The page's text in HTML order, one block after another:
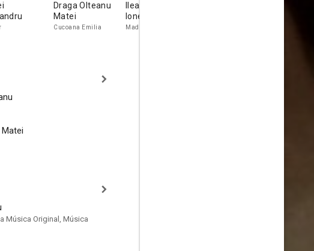
Draga Olteanu
Matei
Cucoana Emilia
Ileana Stana
Ionescu
Madam Neicu
Música Original, Música